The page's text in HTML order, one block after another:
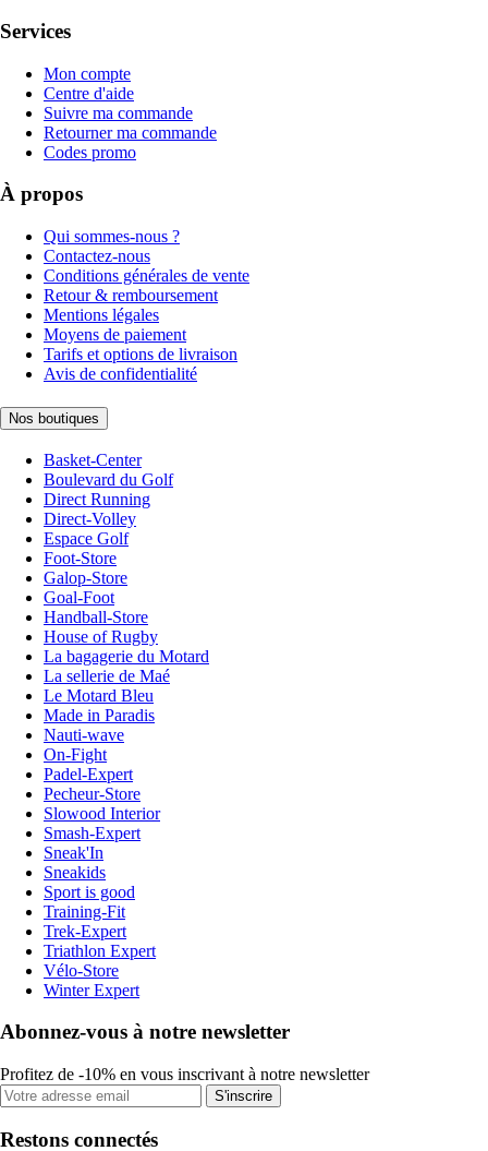
Services
Mon compte
Centre d'aide
Suivre ma commande
Retourner ma commande
Codes promo
À propos
Qui sommes-nous ?
Contactez-nous
Conditions générales de vente
Retour & remboursement
Mentions légales
Moyens de paiement
Tarifs et options de livraison
Avis de confidentialité
Nos boutiques
Basket-Center
Boulevard du Golf
Direct Running
Direct-Volley
Espace Golf
Foot-Store
Galop-Store
Goal-Foot
Handball-Store
House of Rugby
La bagagerie du Motard
La sellerie de Maé
Le Motard Bleu
Made in Paradis
Nauti-wave
On-Fight
Padel-Expert
Pecheur-Store
Slowood Interior
Smash-Expert
Sneak'In
Sneakids
Sport is good
Training-Fit
Trek-Expert
Triathlon Expert
Vélo-Store
Winter Expert
Abonnez-vous à notre newsletter
Profitez de -10% en vous inscrivant à notre newsletter
S'inscrire
Restons connectés